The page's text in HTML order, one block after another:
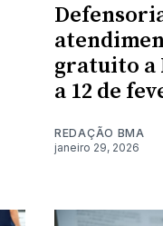
gratuito a
a 12 de
REDAÇÃO BMA
janeiro 29, 2026